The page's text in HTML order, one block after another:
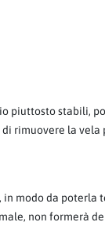
piuttosto stabili,
rimuovere la
modo da
non formerà